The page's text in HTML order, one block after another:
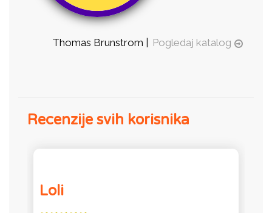
Thomas Brunstrom | Pogledaj katalog
Recenzije svih korisnika
Loli